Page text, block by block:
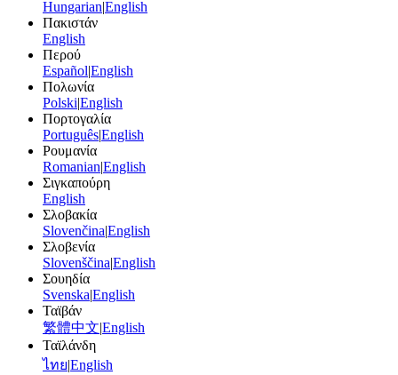
Hungarian|English
Πακιστάν
English
Περού
Español|English
Πολωνία
Polski|English
Πορτογαλία
Português|English
Ρουμανία
Romanian|English
Σιγκαπούρη
English
Σλοβακία
Slovenčina|English
Σλοβενία
Slovenščina|English
Σουηδία
Svenska|English
Ταϊβάν
繁體中文|English
Ταϊλάνδη
ไทย|English